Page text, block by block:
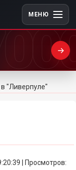
МЕНЮ
в "Ливерпуле"
| Просмотров: